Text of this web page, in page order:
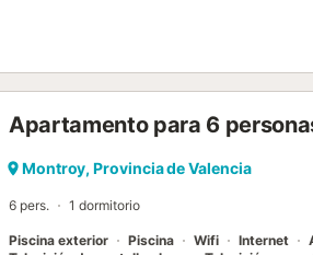
Apartamento para 6
Montroy, Provincia de Valencia
6 pers. 1 dormitorio
Piscina exterior Piscina Wifi Internet